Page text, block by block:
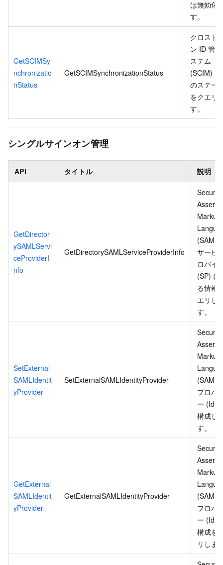
は無効化
す。
GetSCIMSy
nchronizatio
nStatus
GetSCIMSynchronizationStatus
クロスド
ン ID 管
ステム
(SCIM)
のステー
をクエリ
す。
シングルサインオン管理
API タイトル 説明
GetDirector
ySAMLServi
ceProviderI
nfo
GetDirectorySAMLServiceProviderInfo
Security
Markup
(SAML)
サービ
ロバイ
(SP) に
る情報
エリし
す。
SetExternal
SAMLIdentit
yProvider
SetExternalSAMLIdentityProvider
Security
Markup
(SAML)
プロバ
ー
構成し
す。
GetExternal
SAMLIdentit
yProvider
GetExternalSAMLIdentityProvider
Security
Markup
(SAML)
プロバ
ー
構成を
リしま